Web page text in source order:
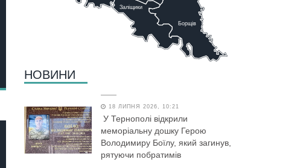
Заліщики
Борщів
НОВИНИ
18 ЛИПНЯ 2026, 10:21
У Тернополі відкрили
меморіальну дошку Герою
Володимиру Боїлу, який загинув,
рятуючи побратимів